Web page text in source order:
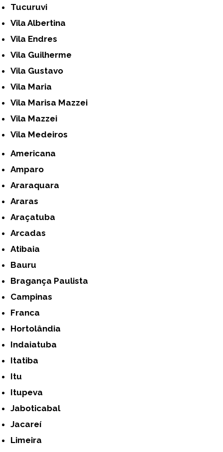
Tucuruvi
Vila Albertina
Vila Endres
Vila Guilherme
Vila Gustavo
Vila Maria
Vila Marisa Mazzei
Vila Mazzei
Vila Medeiros
Americana
Amparo
Araraquara
Araras
Araçatuba
Arcadas
Atibaia
Bauru
Bragança Paulista
Campinas
Franca
Hortolândia
Indaiatuba
Itatiba
Itu
Itupeva
Jaboticabal
Jacareí
Limeira